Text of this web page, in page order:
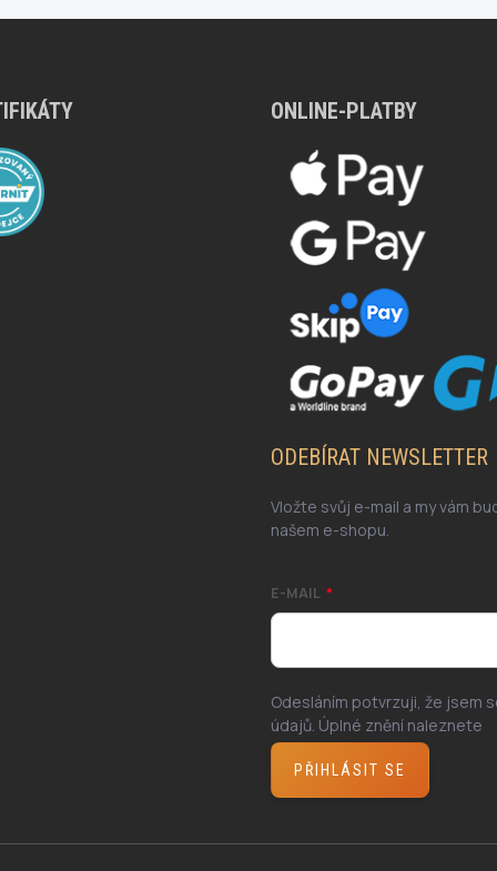
ONLINE-PLATBY
ODEBÍRAT NEWSLETTER
Vložte svůj e-mail a my vám
našem e-shopu.
E-MAIL
Odesláním potvrzuji, že jsem
údajů. Úplné znění naleznete
PŘIHLÁSIT SE